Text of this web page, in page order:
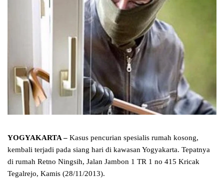
YOGYAKARTA – Kasus pencurian spesialis rumah kosong,
kembali terjadi pada siang hari di kawasan Yogyakarta. Tepatnya
di rumah Retno Ningsih, Jalan Jambon 1 TR 1 no 415 Kricak
Tegalrejo, Kamis (28/11/2013).